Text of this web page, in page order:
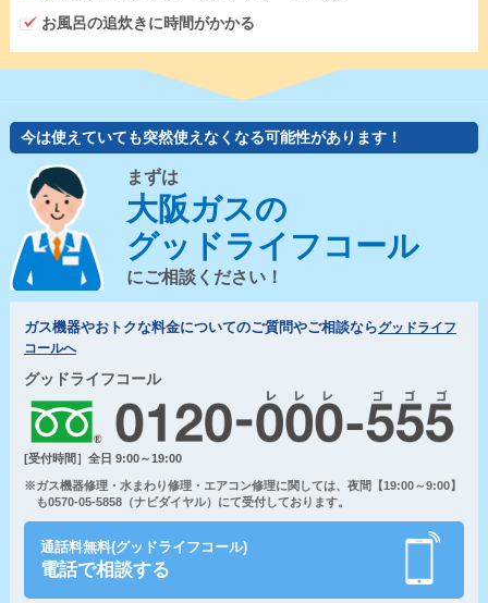
お風呂の追炊きに時間がかかる
今は使えていても突然使えなくなる可能性があります！
まずは
大阪ガスの
グッドライフコール
にご相談ください！
ガス機器やおトクな料金についてのご質問やご相談ならグッドライフ
コールへ
グッドライフコール
[受付時間］全日 9:00～19:00
※ガス機器修理・水まわり修理・エアコン修理に関しては、夜間【19:00～9:00】
も0570-05-5858（ナビダイヤル）にて受付しております。
通話料無料(グッドライフコール)
電話で相談する